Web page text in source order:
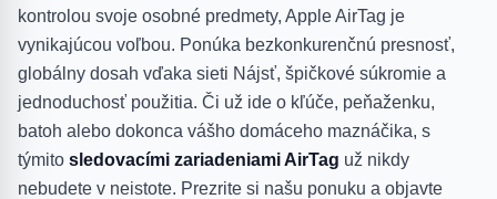
kontrolou svoje osobné predmety, Apple AirTag je
vynikajúcou voľbou. Ponúka bezkonkurenčnú presnosť,
globálny dosah vďaka sieti Nájsť, špičkové súkromie a
jednoduchosť použitia. Či už ide o kľúče, peňaženku,
batoh alebo dokonca vášho domáceho maznáčika, s
týmito sledovacími zariadeniami AirTag už nikdy
nebudete v neistote. Prezrite si našu ponuku a objavte